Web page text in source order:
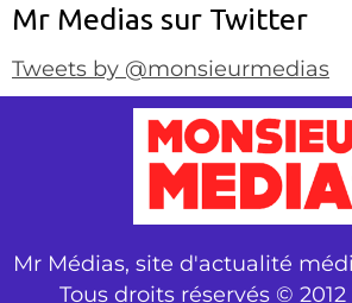
Mr Medias sur Twitter
Tweets by @monsieurmedias
Mr Médias, site d'actualité
Tous droits réservés © 2012